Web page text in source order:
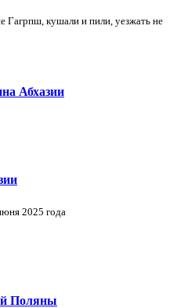
Гагрпш, кушали и пили, уезжать не
Абхазии
2025 года
Поляны